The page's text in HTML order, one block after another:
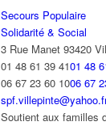
Secours Populaire
Solidarité & Social
3 Rue Manet 93420
01 48 61 39 4101 48
06 67 23 60 1006 67
Soutient aux familles